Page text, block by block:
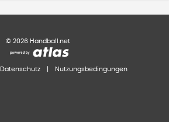
© 2026 Handball.net
Datenschutz Nutzungsbedingungen